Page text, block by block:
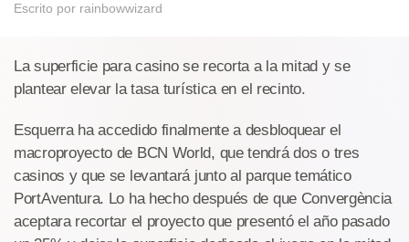
Escrito por rainbowwizard
La superficie para casino se recorta a la mitad y se
plantear elevar la tasa turística en el recinto.
Esquerra ha accedido finalmente a desbloquear el
macroproyecto de BCN World, que tendrá dos o tres
casinos y que se levantará junto al parque temático
PortAventura. Lo ha hecho después de que Convergència
aceptara recortar el proyecto que presentó el año pasado